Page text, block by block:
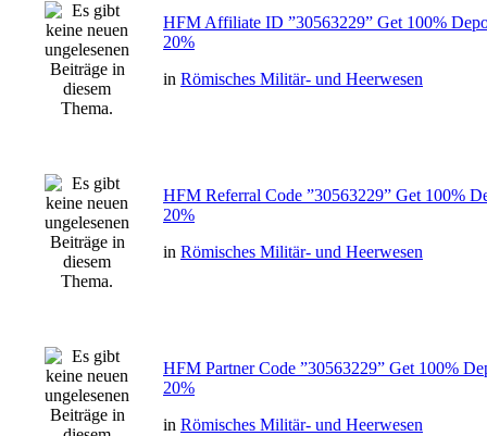
HFM Affiliate ID ”30563229” Get 100%
20%
in Römisches Militär- und Heerwesen
HFM Referral Code ”30563229” Get 100%
20%
in Römisches Militär- und Heerwesen
HFM Partner Code ”30563229” Get 100%
20%
in Römisches Militär- und Heerwesen